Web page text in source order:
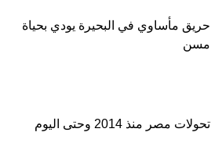
حريق مأساوي في البحيرة يودي بحياة
مسن
تحولات مصر منذ 2014 وحتى اليوم